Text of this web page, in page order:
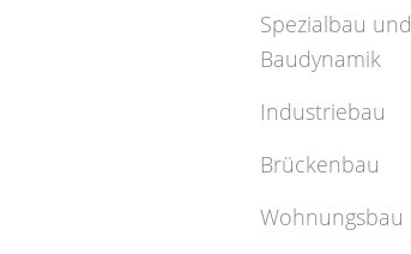
Spezialbau und
Baudynamik
Industriebau
Brückenbau
Wohnungsbau